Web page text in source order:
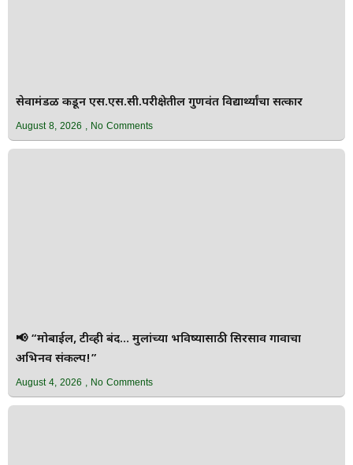
सेवामंडळ कडून एस.एस.सी.परीक्षेतील गुणवंत विद्यार्थ्यांचा सत्कार
August 8, 2026 No Comments
📢 “मोबाईल, टीव्ही बंद… मुलांच्या भविष्यासाठी सिरसाव गावाचा
अभिनव संकल्प!”
August 4, 2026 No Comments